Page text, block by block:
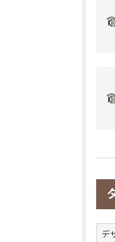
デ